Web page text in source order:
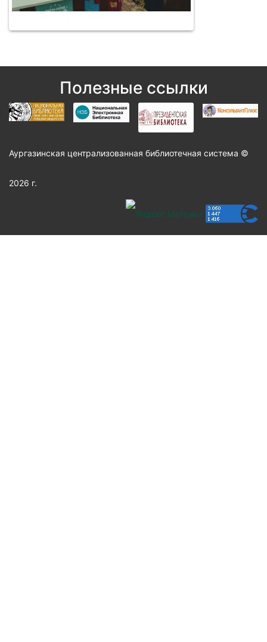
Полезные ссылки
Аургазинская централизованная библиотечная система ©
2026 г.